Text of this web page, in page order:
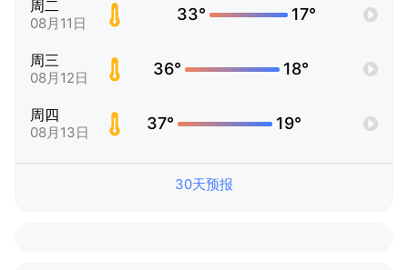
周二
08月11日 33° 17°
周三
08月12日 36° 18°
周四
08月13日 37° 19°
30天预报